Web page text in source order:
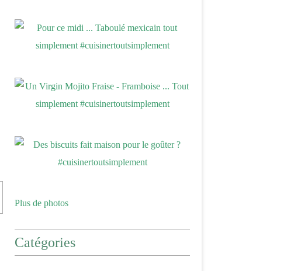
Plus de photos
Catégories